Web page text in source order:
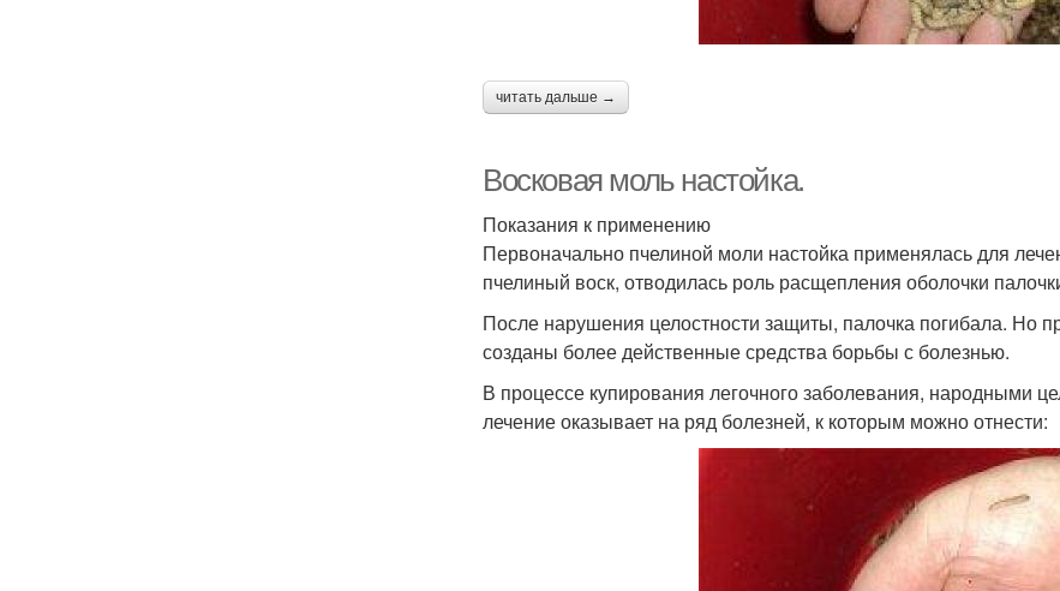
читать дальше →
Восковая моль настойка.
Показания к применению
Первоначально пчелиной моли настойка применялась для
пчелиный воск, отводилась роль расщепления оболочки
После нарушения целостности защиты, палочка погибала. Но
созданы более действенные средства борьбы с болезнью.
В процессе купирования легочного заболевания, народными
лечение оказывает на ряд болезней, к которым можно отнести: